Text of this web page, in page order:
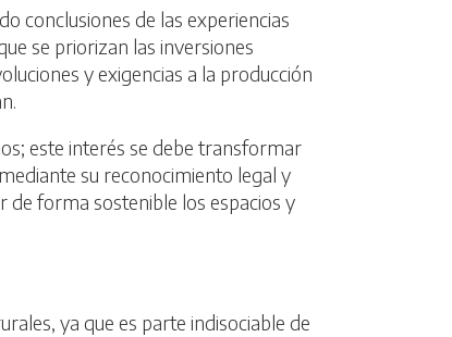
conclusiones de las experiencias
se priorizan las inversiones
y exigencias a la producción
este interés se debe transformar
su reconocimiento legal y
de forma sostenible los espacios y
ya que es parte indisociable de